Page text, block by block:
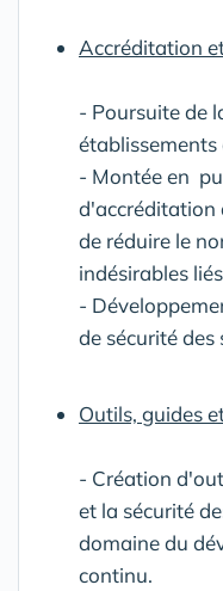
Accréditation
- Poursuite de
établissements
- Montée en
d'accréditation
de réduire le
indésirables
-
de sécurité des
Outils, guides
- Création
et la sécurité
domaine du
continu.